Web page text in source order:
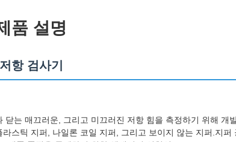
품 설명
항 검사기
는 매끄러운, 그리고 미끄러진 저항 힘을 측정하기 위해 개
스틱 지퍼, 나일론 코일 지퍼, 그리고 보이지 않는 지퍼.지퍼